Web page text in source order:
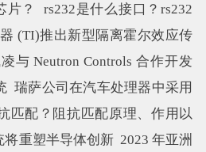
片？
rs232是什么接口？rs232
(TI)推出新型隔离霍尔效应传
与 Neutron Controls 合作开发
瑞萨公司在汽车处理器中采用
匹配？阻抗匹配原理、作用以
将重塑半导体创新 2023 年亚洲